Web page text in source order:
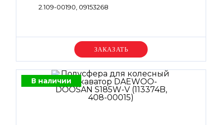
2.109-00190, 09153268
Уточняйте цену
В наличии